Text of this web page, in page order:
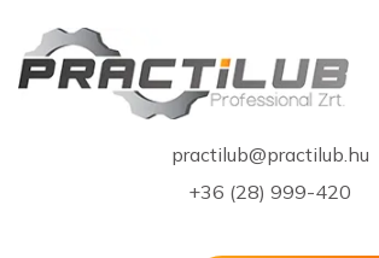
practilub@practilub.hu
+36 (28) 999-420